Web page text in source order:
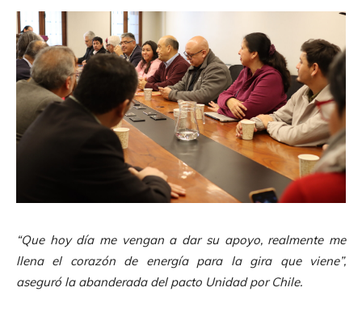
“Que hoy día me vengan a dar su apoyo, realmente me
llena el corazón de energía para la gira que viene”,
aseguró la abanderada del pacto Unidad por Chile.